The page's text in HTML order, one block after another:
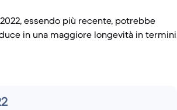
essendo più recente, potrebbe
in una maggiore longevità in termini